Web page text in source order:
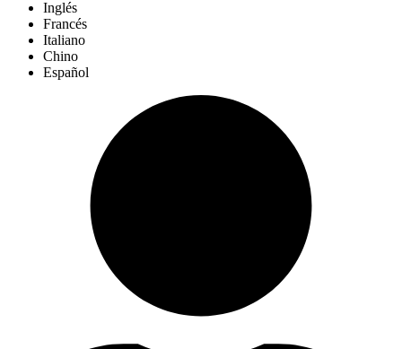
Inglés
Francés
Italiano
Chino
Español